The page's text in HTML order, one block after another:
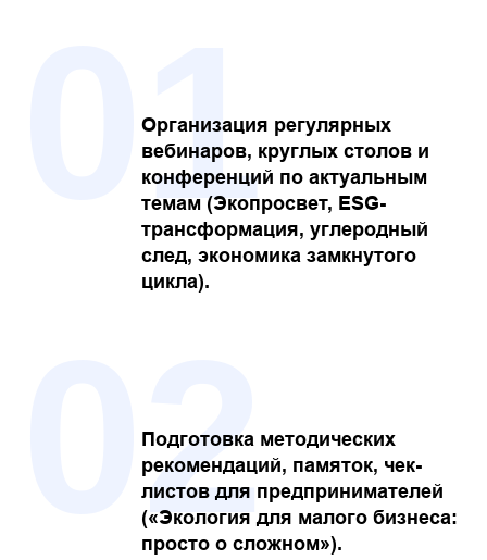
Организация регулярных
вебинаров, круглых столов и
конференций по актуальным
темам (Экопросвет, ESG-
трансформация, углеродный
след, экономика замкнутого
цикла).
01
Подготовка методических
рекомендаций, памяток, чек-
листов для предпринимателей
(«Экология для малого бизнеса:
просто о сложном»).
02